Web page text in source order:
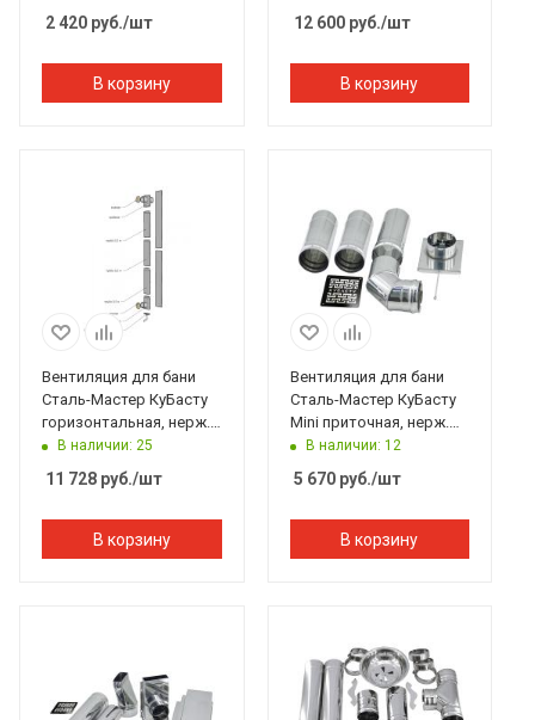
2 420 руб./шт
В корзину
Гром 30П2/GFS ЗК 40П2
12 600руб./шт
В корзину
Вентиляция для бани
Сталь-Мастер КуБасту
горизонтальная, нерж.
(AISI 430/0,5мм)
В наличии: 25
11 728 руб./шт
В корзину
Вентиляция для бани
Сталь-Мастер КуБасту
Mini приточная, нерж.
(AISI 430/0,5мм)
В наличии: 12
5 670руб./шт
В корзину